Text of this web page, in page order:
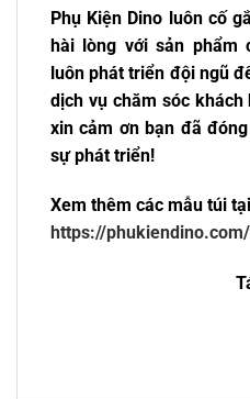
Phụ Kiện Dino luôn cố
hài lòng với sản phẩm
luôn phát triển đội ngũ
dịch vụ chăm sóc
xin cảm ơn bạn đã
sự phát triển!
Xem thêm các mẫu túi
https://